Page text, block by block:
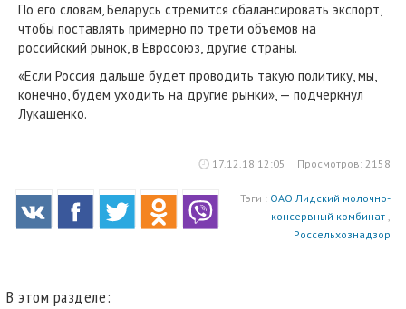
По его словам, Беларусь стремится сбалансировать экспорт,
чтобы поставлять примерно по трети объемов на
российский рынок, в Евросоюз, другие страны.
«Если Россия дальше будет проводить такую политику, мы,
конечно, будем уходить на другие рынки», — подчеркнул
Лукашенко.
17.12.18 12:05 Просмотров: 2158
Тэги : ОАО Лидский молочно-
консервный комбинат ,
Россельхознадзор
В этом разделе: